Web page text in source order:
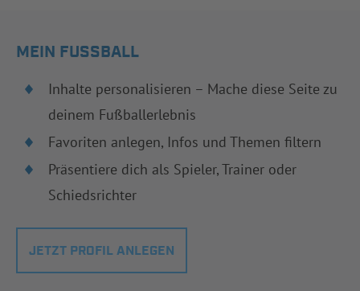
MEIN FUSSBALL
Inhalte personalisieren – Mache diese Seite zu
deinem Fußballerlebnis
Favoriten anlegen, Infos und Themen filtern
Präsentiere dich als Spieler, Trainer oder
Schiedsrichter
JETZT PROFIL ANLEGEN